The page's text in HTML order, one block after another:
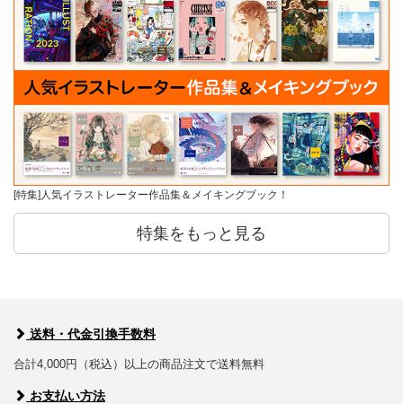
[特集]人気イラストレーター作品集＆メイキングブック！
特集をもっと見る
送料・代金引換手数料
合計4,000円（税込）以上の商品注文で送料無料
お支払い方法